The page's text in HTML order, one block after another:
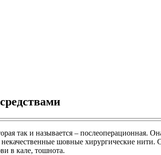
так и называется – послеоперационная.
шовные хирургические нити.
в кале, тошнота.